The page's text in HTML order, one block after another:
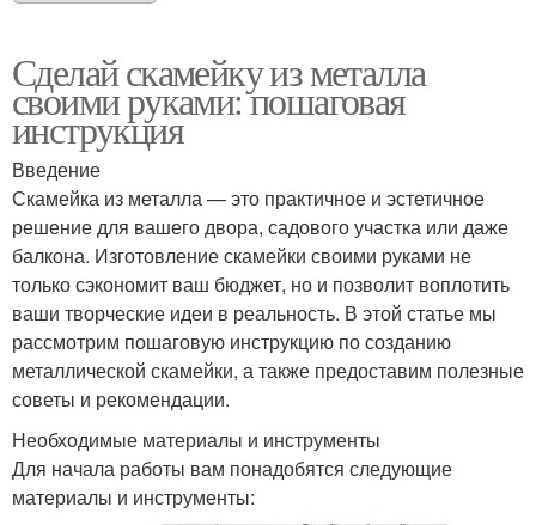
Сделай скамейку из металла
своими руками: пошаговая
инструкция
Введение
Скамейка из металла — это практичное и эстетичное
решение для вашего двора, садового участка или даже
балкона. Изготовление скамейки своими руками не
только сэкономит ваш бюджет, но и позволит воплотить
ваши творческие идеи в реальность. В этой статье мы
рассмотрим пошаговую инструкцию по созданию
металлической скамейки, а также предоставим полезные
советы и рекомендации.
Необходимые материалы и инструменты
Для начала работы вам понадобятся следующие
материалы и инструменты: